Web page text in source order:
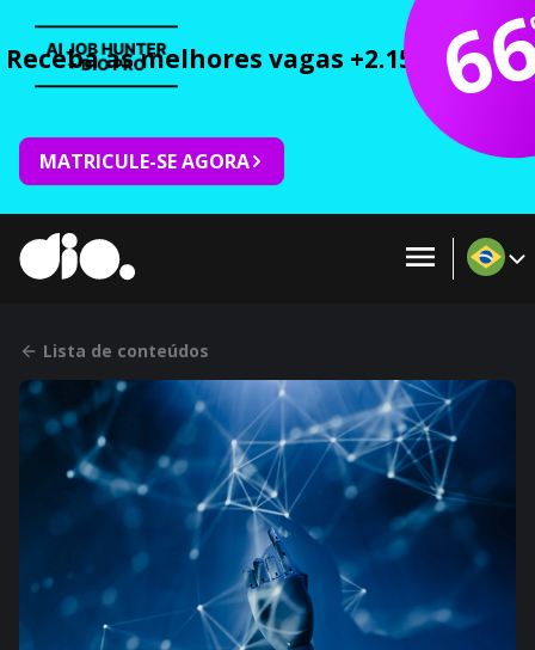
Receba as melhores vagas +2.150 cursos
MATRICULE-SE AGORA
Lista de conteúdos